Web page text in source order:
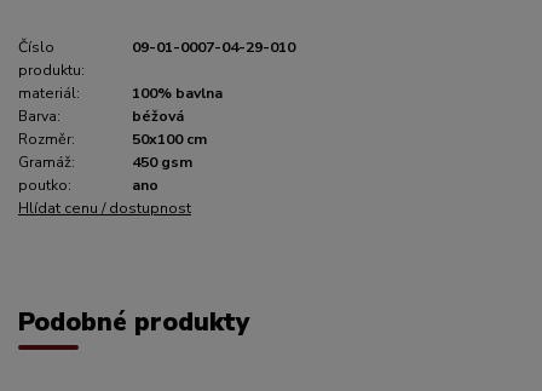
Číslo
produktu:
09-01-0007-04-29-010
materiál:
100% bavlna
Barva:
béžová
Rozměr:
50x100 cm
Gramáž:
450 gsm
poutko:
ano
Hlídat cenu / dostupnost
Podobné produkty